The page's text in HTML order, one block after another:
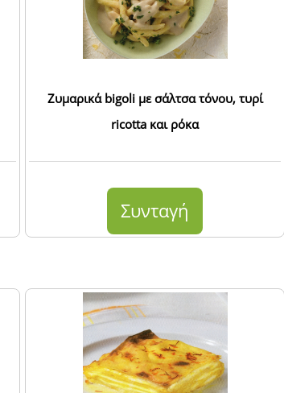
Ζυμαρικά bigoli με σάλτσα τόνου, τυρί
ricotta και ρόκα
Συνταγή